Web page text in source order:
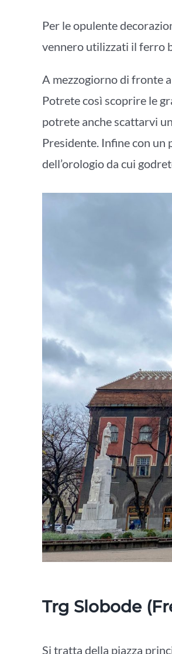
Per le opulente
vennero utilizzati il ferro
A mezzogiorno di fronte
Potrete così scoprire le
potrete anche scattarvi
Presidente. Infine con
dell’orologio da cui
Trg Slobode
Si tratta della piazza